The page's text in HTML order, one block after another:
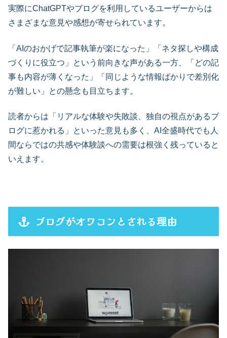
実際にChatGPTやブログを利用しているユーザーからは
さまざまな意見や感想が寄せられています。
「AIのおかげで記事執筆が楽になった」「ネタ探しや構成
づくりに役立つ」という前向きな声がある一方、「どの記
事も内容が薄くなった」「同じような情報ばかりで差別化
が難しい」との懸念も目立ちます。
読者からは「リアルな体験や失敗談、独自の視点があるブ
ログに惹かれる」といった意見も多く、AI全盛時代でも人
間ならではの共感や体験談への需要は根強く残っていると
いえます。
ブログがオワコンとされる理由